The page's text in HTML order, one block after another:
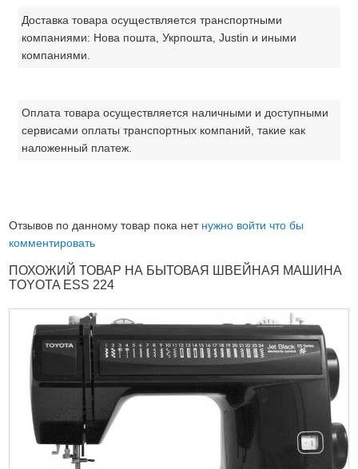
Доставка товара осуществляется транспортными
компаниями: Нова пошта, Укрпошта, Justin и иными
компаниями.
Оплата товара осуществляется наличными и доступными
сервисами оплаты транспортных компаний, такие как
наложенный платеж.
Отзывов по данному товар пока нет нужно войти что бы
комментировать
ПОХОЖИЙ ТОВАР НА БЫТОВАЯ ШВЕЙНАЯ МАШИНА
TOYOTA ESS 224